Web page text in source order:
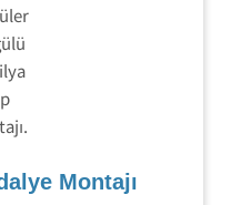
Montajı